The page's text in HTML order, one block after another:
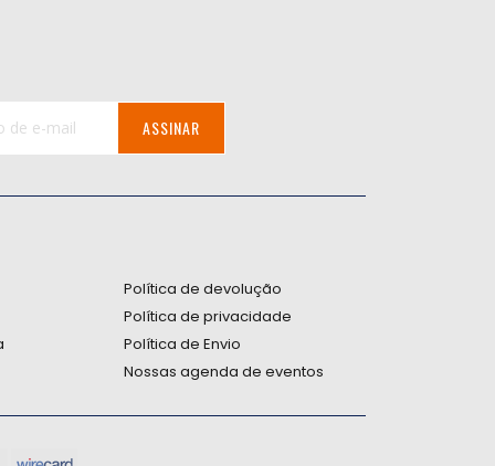
ASSINAR
Política de devolução
Política de privacidade
Política de Envio
Nossas agenda de eventos